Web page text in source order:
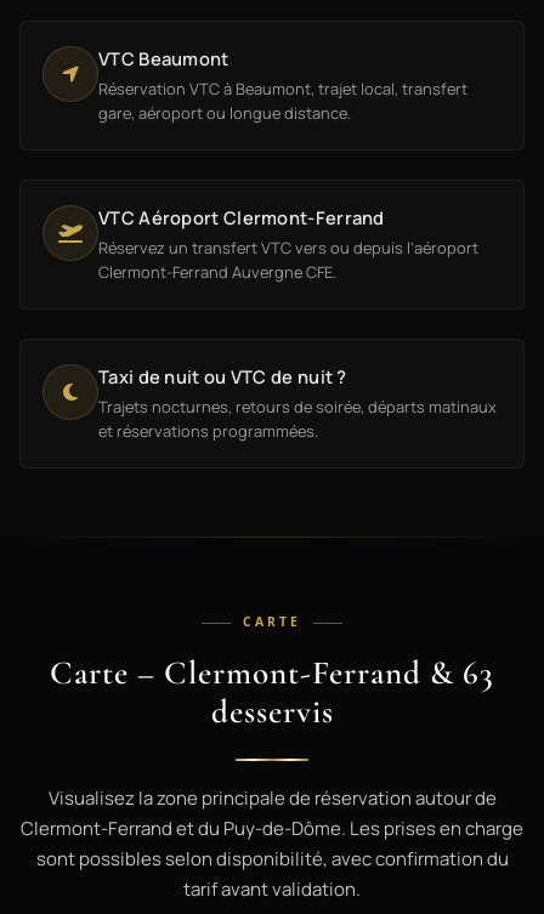
VTC Beaumont
Réservation VTC à Beaumont, trajet local, transfert
gare, aéroport ou longue distance.
VTC Aéroport Clermont-Ferrand
Réservez un transfert VTC vers ou depuis l'aéroport
Clermont-Ferrand Auvergne CFE.
Taxi de nuit ou VTC de nuit ?
Trajets nocturnes, retours de soirée, départs matinaux
et réservations programmées.
CARTE
Carte – Clermont-Ferrand & 63
desservis
Visualisez la zone principale de réservation autour de
Clermont-Ferrand et du Puy-de-Dôme. Les prises en charge
sont possibles selon disponibilité, avec confirmation du
tarif avant validation.